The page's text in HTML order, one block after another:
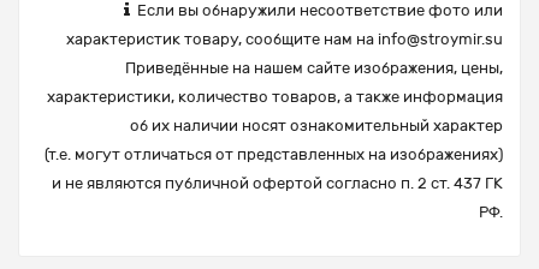
Если вы обнаружили несоответствие фото или
характеристик товару, сообщите нам на info@stroymir.su
Приведённые на нашем сайте изображения, цены,
характеристики, количество товаров, а также информация
об их наличии носят ознакомительный характер
(т.е. могут отличаться от представленных на изображениях)
и не являются публичной офертой согласно п. 2 ст. 437 ГК
РФ.